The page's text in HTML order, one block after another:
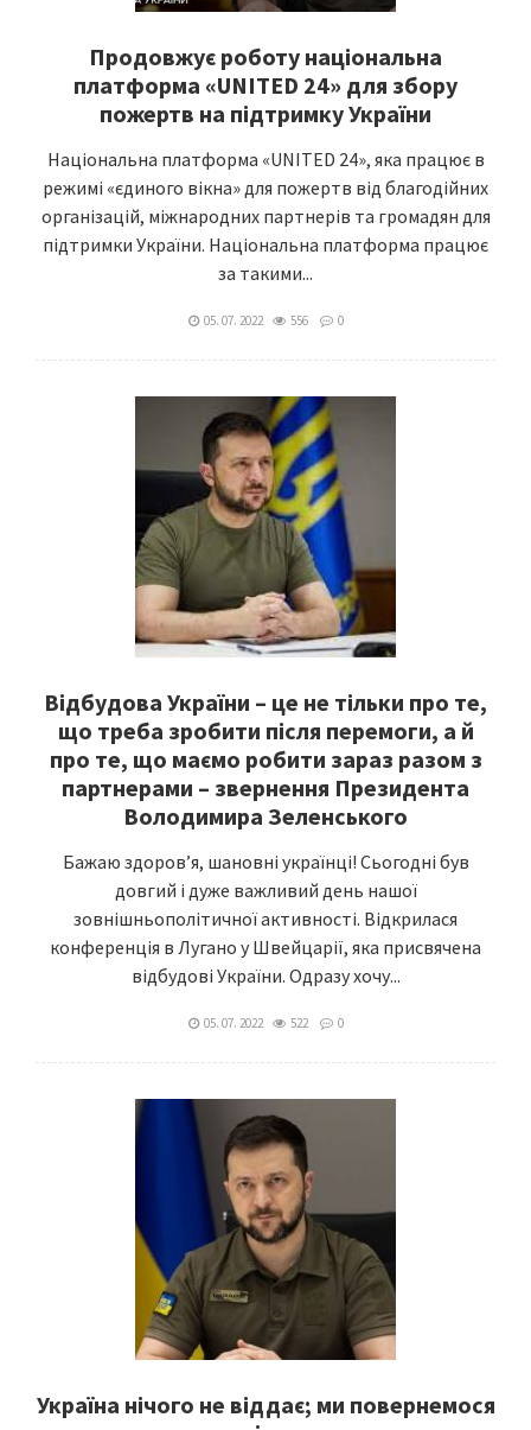
Продовжує роботу національна
платформа «UNITED 24» для збору
пожертв на підтримку України
Національна платформа «UNITED 24», яка працює в
режимі «єдиного вікна» для пожертв від благодійних
організацій, міжнародних партнерів та громадян для
підтримки України. Національна платформа працює
за такими...
05. 07. 2022 556 0
Відбудова України – це не тільки про те,
що треба зробити після перемоги, а й
про те, що маємо робити зараз разом з
партнерами – звернення Президента
Володимира Зеленського
Бажаю здоровʼя, шановні українці! Сьогодні був
довгий і дуже важливий день нашої
зовнішньополітичної активності. Відкрилася
конференція в Лугано у Швейцарії, яка присвячена
відбудові України. Одразу хочу...
05. 07. 2022 522 0
Україна нічого не віддає; ми повернемося